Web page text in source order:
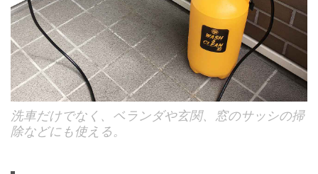
洗車だけでなく、ベランダや玄関、窓のサッシの掃
除などにも使える。